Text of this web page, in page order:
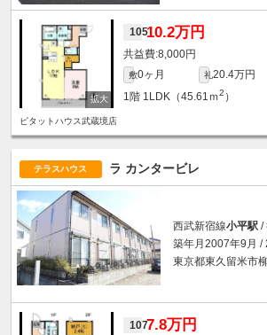
10510.2万円
8,000円
敷0ヶ月 礼20.4万円
1階 1LDK（45.61ｍ2 ）
ピタットハウス武蔵境店
テラスハウス ラ カンタービレ
西武新宿線小平駅 /
築年月2007年9月 /
東京都東久留米市
1077.8万円